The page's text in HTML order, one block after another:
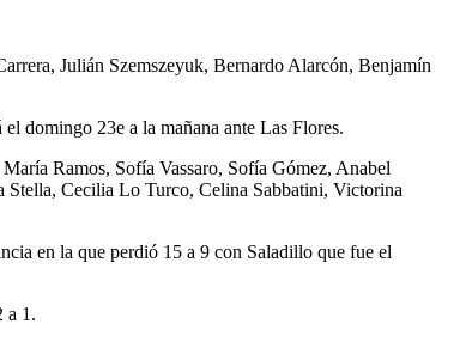
Julián Szemszeyuk, Bernardo Alarcón, Benjamín
domingo 23e a la mañana ante Las Flores.
Ramos, Sofía Vassaro, Sofía Gómez, Anabel
Cecilia Lo Turco, Celina Sabbatini, Victorina
en la que perdió 15 a 9 con Saladillo que fue el
a 1.